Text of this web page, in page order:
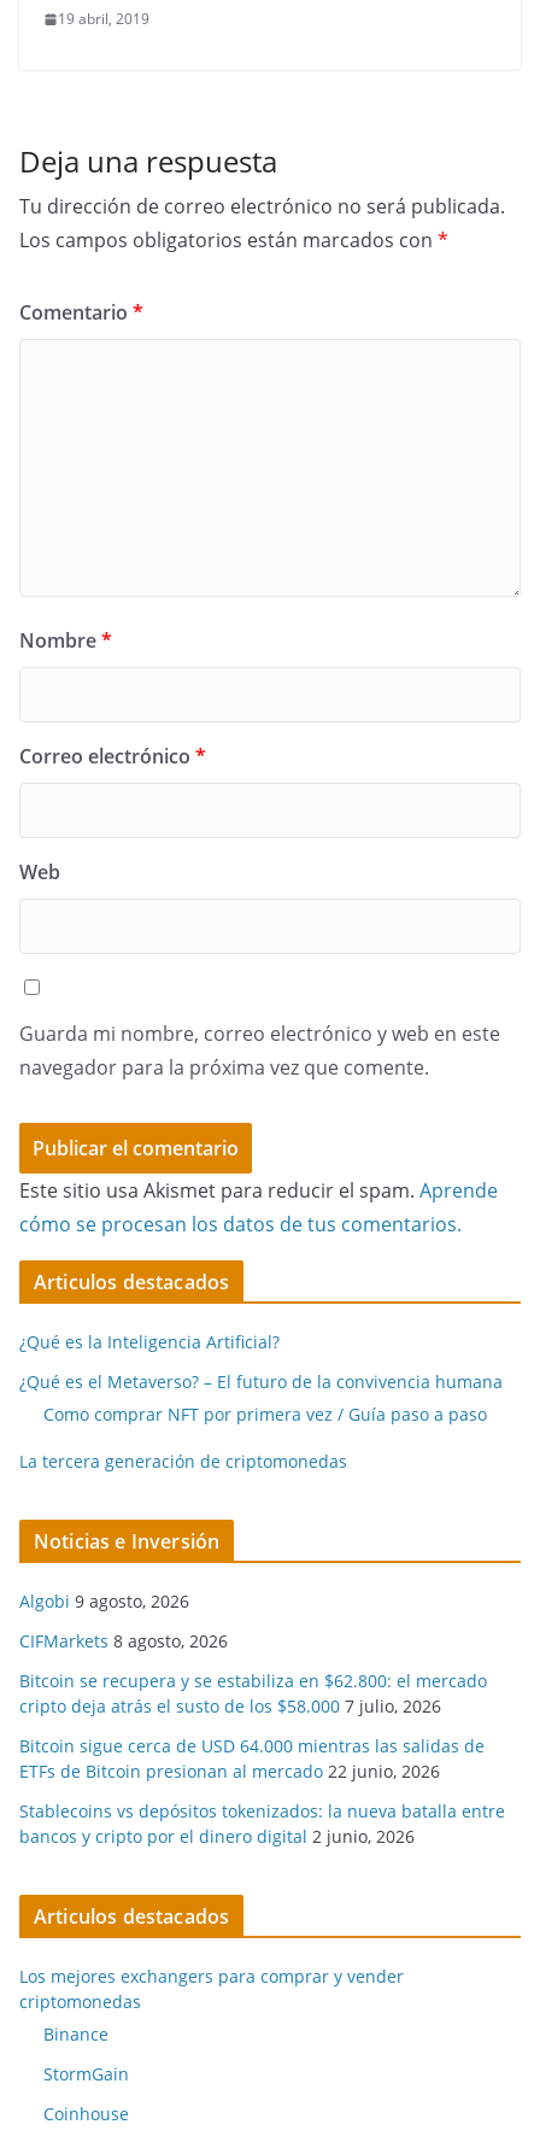
19 abril, 2019
Deja una respuesta
Tu dirección de correo electrónico no será publicada.
Los campos obligatorios están marcados con *
Comentario *
Nombre*
Correo electrónico *
Web
Guarda mi nombre, correo electrónico y web en este
navegador para la próxima vez que comente.
Este sitio usa Akismet para reducir el spam. Aprende
cómo se procesan los datos de tus comentarios.
Articulos destacados
¿Qué es la Inteligencia Artificial?
¿Qué es el Metaverso? – El futuro de la convivencia humana
Como comprar NFT por primera vez / Guía paso a paso
La tercera generación de criptomonedas
Noticias e Inversión
Algobi 9 agosto, 2026
CIFMarkets 8 agosto, 2026
Bitcoin se recupera y se estabiliza en $62.800: el mercado
cripto deja atrás el susto de los $58.000 7 julio, 2026
Bitcoin sigue cerca de USD 64.000 mientras las salidas de
ETFs de Bitcoin presionan al mercado 22 junio, 2026
Stablecoins vs depósitos tokenizados: la nueva batalla entre
bancos y cripto por el dinero digital 2 junio, 2026
Articulos destacados
Los mejores exchangers para comprar y vender
criptomonedas
Binance
StormGain
Coinhouse